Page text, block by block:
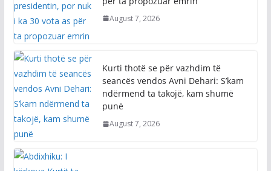
ndërmend ta takojë, kam shumë
punë
August 7, 2026